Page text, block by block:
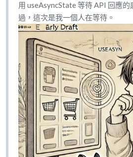
用 useAsyncState 等待 API 回應
過，這次是我一個人在等待。